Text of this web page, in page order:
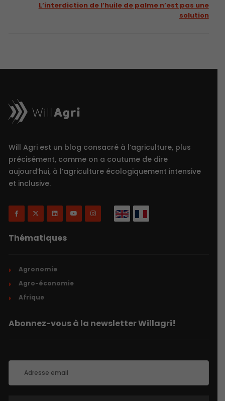
L’interdiction de l’huile de palme n’est pas une
solution
Will Agri est un blog consacré à l’agriculture, plus
précisément, comme on a coutume de dire
aujourd’hui, à l’agriculture écologiquement intensive
et inclusive.
Thématiques
Agronomie
Agro-économie
Afrique
Abonnez-vous à la newsletter Willagri!